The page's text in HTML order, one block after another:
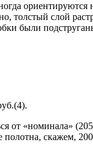
толстый слой
были
от «номинала»
скажем,